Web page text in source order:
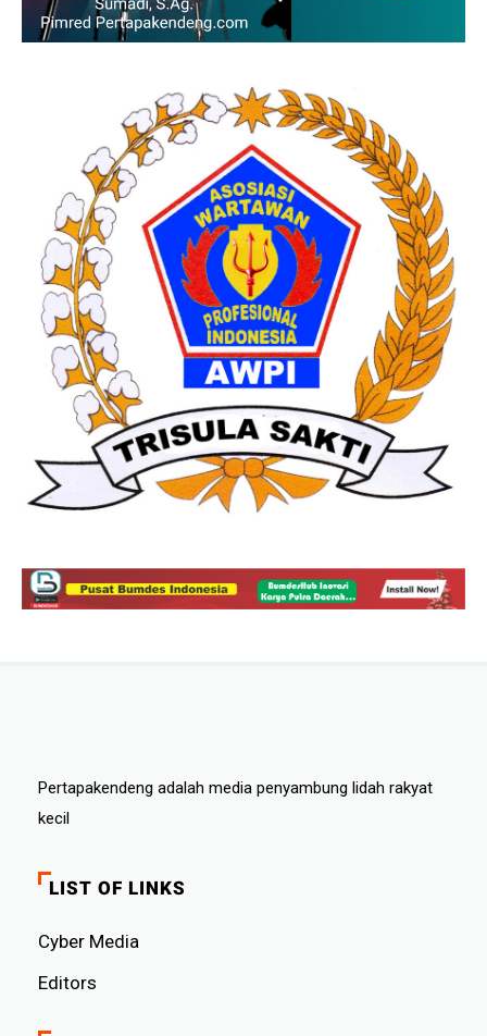
Pertapakendeng adalah media penyambung lidah rakyat
kecil
LIST OF LINKS
Cyber ​​Media
Editors